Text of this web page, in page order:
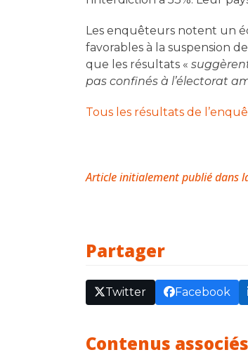
Les enquêteurs notent un
favorables à la suspension
que les résultats «
pas confinés à l’électorat
Tous les résultats de
Article initialement publié dans
Partager
Twitter Facebook
Contenus associés